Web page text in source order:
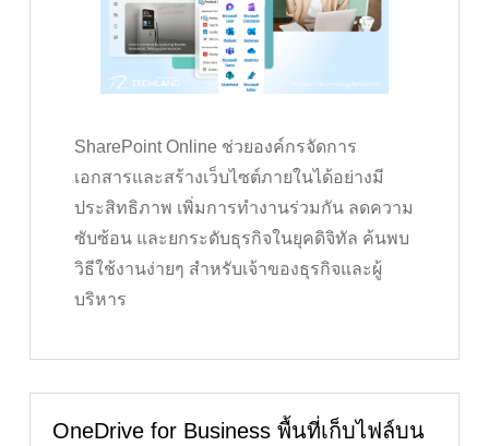
SharePoint Online ช่วยองค์กรจัดการ
เอกสารและสร้างเว็บไซต์ภายในได้อย่างมี
ประสิทธิภาพ เพิ่มการทำงานร่วมกัน ลดความ
ซับซ้อน และยกระดับธุรกิจในยุคดิจิทัล ค้นพบ
วิธีใช้งานง่ายๆ สำหรับเจ้าของธุรกิจและผู้
บริหาร
OneDrive for Business พื้นที่เก็บไฟล์บน